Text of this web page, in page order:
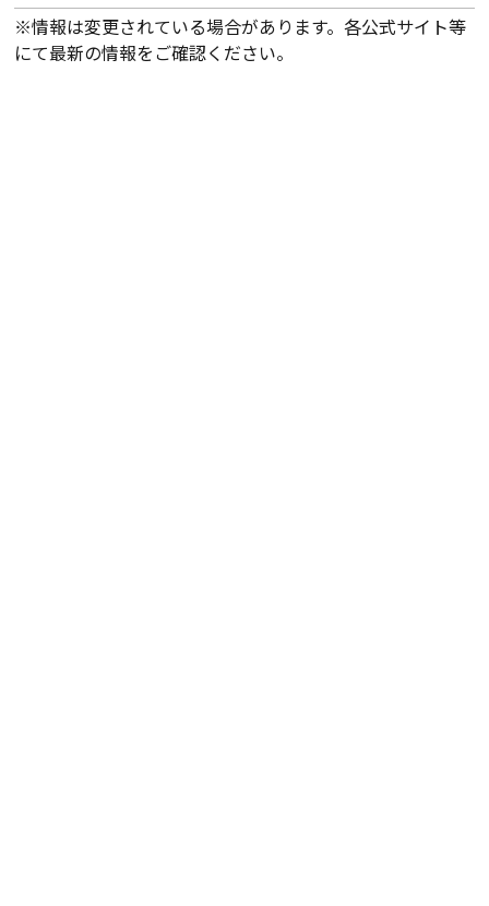
※情報は変更されている場合があります。各公式サイト等
にて最新の情報をご確認ください。